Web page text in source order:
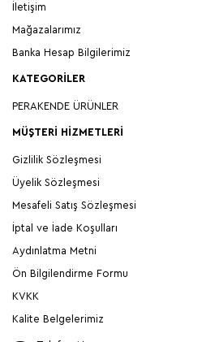
İletişim
Mağazalarımız
Banka Hesap Bilgilerimiz
KATEGORILER
PERAKENDE ÜRÜNLER
MÜŞTERI HIZMETLERI
Gizlilik Sözleşmesi
Üyelik Sözleşmesi
Mesafeli Satış Sözleşmesi
İptal ve İade Koşulları
Aydınlatma Metni
Ön Bilgilendirme Formu
KVKK
Kalite Belgelerimiz